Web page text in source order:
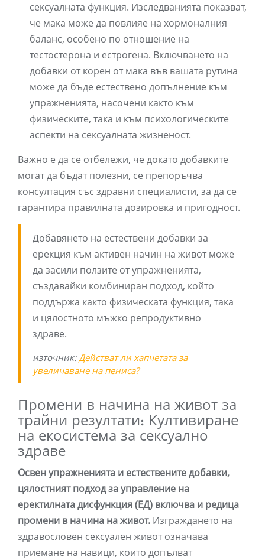
сексуалната функция. Изследванията показват,
че мака може да повлияе на хормоналния
баланс, особено по отношение на
тестостерона и естрогена. Включването на
добавки от корен от мака във вашата рутина
може да бъде естествено допълнение към
упражненията, насочени както към
физическите, така и към психологическите
аспекти на сексуалната жизненост.
Важно е да се отбележи, че докато добавките
могат да бъдат полезни, се препоръчва
консултация със здравни специалисти, за да се
гарантира правилната дозировка и пригодност.
Добавянето на естествени добавки за
ерекция към активен начин на живот може
да засили ползите от упражненията,
създавайки комбиниран подход, който
поддържа както физическата функция, така
и цялостното мъжко репродуктивно
здраве.
източник:Действат ли хапчетата за
увеличаване на пениса?
Промени в начина на живот за
трайни резултати: Култивиране
на екосистема за сексуално
здраве
Освен упражненията и естествените добавки,
цялостният подход за управление на
еректилната дисфункция (ЕД) включва и редица
промени в начина на живот. Изграждането на
здравословен сексуален живот означава
приемане на навици, които допълват